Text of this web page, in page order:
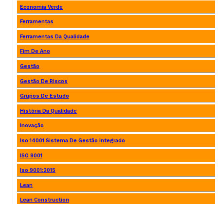
Economia Verde
Ferramentas
Ferramentas Da Qualidade
Fim De Ano
Gestão
Gestão De Riscos
Grupos De Estudo
História Da Qualidade
Inovação
Iso 14001 Sistema De Gestão Integrado
ISO 9001
Iso 9001:2015
Lean
Lean Construction